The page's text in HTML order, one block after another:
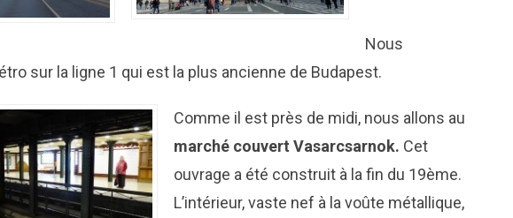
Nous
sur la ligne 1 qui est la plus ancienne de Budapest.
Comme il est près de midi, nous allons au
marché couvert Vasarcsarnok. Cet
ouvrage a été construit à la fin du 19ème.
L’intérieur, vaste nef à la voûte métallique,